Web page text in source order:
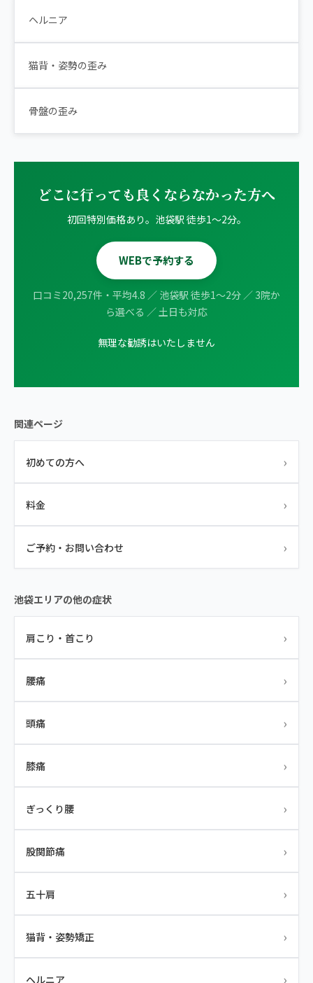
ヘルニア
猫背・姿勢の歪み
骨盤の歪み
どこに行っても良くならなかった方へ
初回特別価格あり。池袋駅 徒歩1〜2分。
WEBで予約する
口コミ20,257件・平均4.8 ／ 池袋駅 徒歩1〜2分 ／ 3院か
ら選べる ／ 土日も対応
無理な勧誘はいたしません
関連ページ
初めての方へ ›
料金 ›
ご予約・お問い合わせ ›
池袋エリアの他の症状
肩こり・首こり ›
腰痛 ›
頭痛 ›
膝痛 ›
ぎっくり腰 ›
股関節痛 ›
五十肩 ›
猫背・姿勢矯正 ›
ヘルニア ›